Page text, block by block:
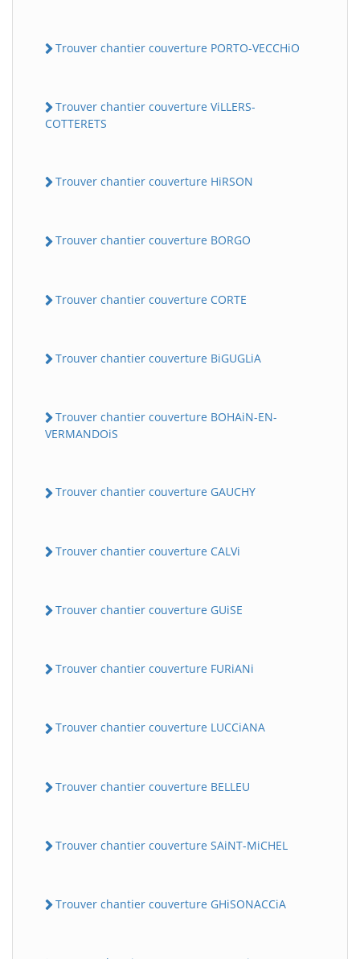
Trouver chantier couverture PORTO-VECCHiO
Trouver chantier couverture ViLLERS-
COTTERETS
Trouver chantier couverture HiRSON
Trouver chantier couverture BORGO
Trouver chantier couverture CORTE
Trouver chantier couverture BiGUGLiA
Trouver chantier couverture BOHAiN-EN-
VERMANDOiS
Trouver chantier couverture GAUCHY
Trouver chantier couverture CALVi
Trouver chantier couverture GUiSE
Trouver chantier couverture FURiANi
Trouver chantier couverture LUCCiANA
Trouver chantier couverture BELLEU
Trouver chantier couverture SAiNT-MiCHEL
Trouver chantier couverture GHiSONACCiA